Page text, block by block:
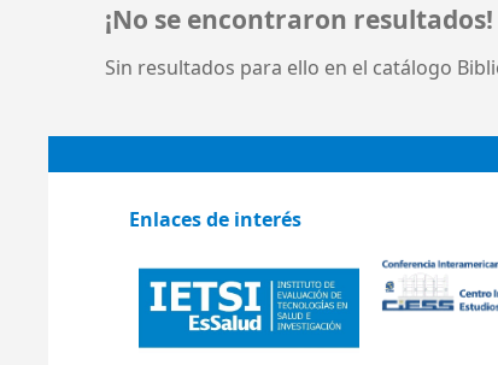
¡No se encontraron resultados!
Sin resultados para ello en el catálogo
Enlaces de interés